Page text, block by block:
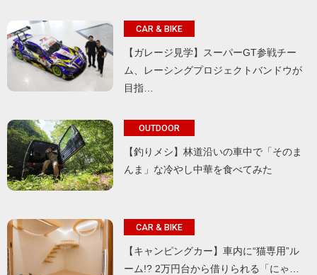
CAR & BIKE
【ガレージ見学】スーパーGT参戦チー
ム、レーシングプロジェクトバンドウが
目指…
OUTDOOR
【釣りメシ】林道沿いの車中で「そのま
んま」な冷やし中華を食べてみた
CAR & BIKE
【キャンピングカー】車内に“猫専用”ル
ーム!? 2万円台から借りられる「にゃ…